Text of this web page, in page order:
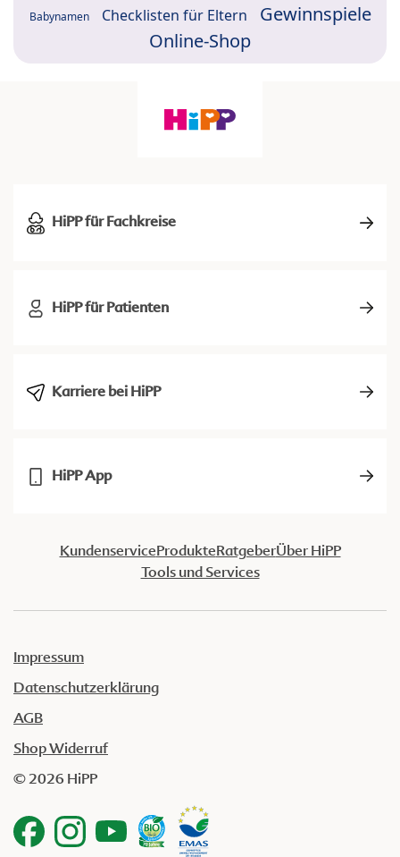
Babynamen Checklisten für Eltern
Gewinnspiele
Online-Shop
HiPP für Fachkreise
HiPP für Patienten
Karriere bei HiPP
HiPP App
KundenserviceProdukteRatgeberÜber HiPP
Tools und Services
Impressum
Datenschutzerklärung
AGB
Shop Widerruf
© 2026 HiPP